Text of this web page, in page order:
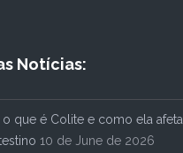
Notícias:
o que é Colite e como ela afeta
10 de June de 2026